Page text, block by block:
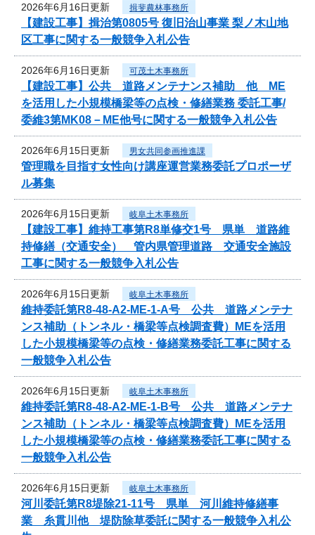
2026年6月16日更新 揖斐農林事務所
【建設工事】揖治第0805号 復旧治山事業 梨ノ木山地
区工事に関する一般競争入札公告
2026年6月16日更新 可茂土木事務所
【建設工事】公共 道路メンテナンス補助 他 ME
を活用した小規模橋梁等の点検・修繕業務 委託工事/
委維3第MK08－ME他号に関する一般競争入札公告
2026年6月15日更新 男女共同参画推進課
管理職を目指す女性向け講座運営業務委託プロポーザ
ル募集
2026年6月15日更新 岐阜土木事務所
【建設工事】維持工事第R8単修交1号 県単 道路維
持修繕（交通安全） 管内県管理道路 交通安全施設
工事に関する一般競争入札公告
2026年6月15日更新 岐阜土木事務所
維持委託第R8-48-A2-ME-1-A号 公共 道路メンテナ
ンス補助（トンネル・橋梁等点検調査費）MEを活用
した小規模橋梁等の点検・修繕業務委託工事に関する
一般競争入札公告
2026年6月15日更新 岐阜土木事務所
維持委託第R8-48-A2-ME-1-B号 公共 道路メンテナ
ンス補助（トンネル・橋梁等点検調査費）MEを活用
した小規模橋梁等の点検・修繕業務委託工事に関する
一般競争入札公告
2026年6月15日更新 岐阜土木事務所
河川委託第R8堤除21-11号 県単 河川維持修繕事
業 糸貫川他 堤防除草委託に関する一般競争入札公